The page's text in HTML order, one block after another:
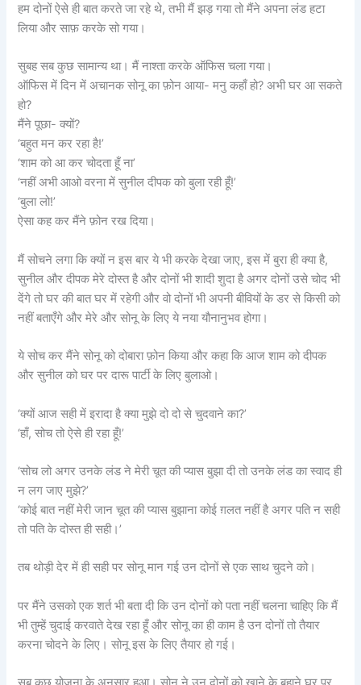
हम दोनों ऐसे ही बात करते जा रहे थे, तभी मैं झड़ गया तो मैंने अपना लंड हटा
लिया और साफ़ करके सो गया।
सुबह सब कुछ सामान्य था। मैं नाश्ता करके ऑफिस चला गया।
ऑफिस में दिन में अचानक सोनू का फ़ोन आया- मनु कहाँ हो? अभी घर आ सकते
हो?
मैंने पूछा- क्यों?
‘बहुत मन कर रहा है!’
‘शाम को आ कर चोदता हूँ ना’
‘नहीं अभी आओ वरना में सुनील दीपक को बुला रही हूँ!’
‘बुला लो!’
ऐसा कह कर मैंने फ़ोन रख दिया।
मैं सोचने लगा कि क्यों न इस बार ये भी करके देखा जाए, इस में बुरा ही क्या है,
सुनील और दीपक मेरे दोस्त है और दोनों भी शादी शुदा है अगर दोनों उसे चोद भी
देंगे तो घर की बात घर में रहेगी और वो दोनों भी अपनी बीवियों के डर से किसी को
नहीं बताएँगे और मेरे और सोनू के लिए ये नया यौनानुभव होगा।
ये सोच कर मैंने सोनू को दोबारा फ़ोन किया और कहा कि आज शाम को दीपक
और सुनील को घर पर दारू पार्टी के लिए बुलाओ।
‘क्यों आज सही में इरादा है क्या मुझे दो दो से चुदवाने का?’
‘हाँ, सोच तो ऐसे ही रहा हूँ!’
‘सोच लो अगर उनके लंड ने मेरी चूत की प्यास बुझा दी तो उनके लंड का स्वाद ही
न लग जाए मुझे?’
‘कोई बात नहीं मेरी जान चूत की प्यास बुझाना कोई ग़लत नहीं है अगर पति न सही
तो पति के दोस्त ही सही।’
तब थोड़ी देर में ही सही पर सोनू मान गई उन दोनों से एक साथ चुदने को।
पर मैंने उसको एक शर्त भी बता दी कि उन दोनों को पता नहीं चलना चाहिए कि मैं
भी तुम्हें चुदाई करवाते देख रहा हूँ और सोनू का ही काम है उन दोनों तो तैयार
करना चोदने के लिए। सोनू इस के लिए तैयार हो गई।